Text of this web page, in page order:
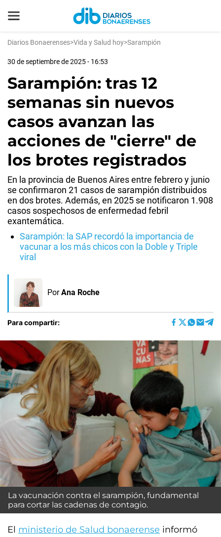
Diarios Bonaerenses>Vida y Salud hoy>Sarampión
30 de septiembre de 2025 - 16:53
Sarampión: tras 12
semanas sin nuevos
casos avanzan las
acciones de "cierre" de
los brotes registrados
En la provincia de Buenos Aires entre febrero y junio
se confirmaron 21 casos de sarampión distribuidos
en dos brotes. Además, en 2025 se notificaron 1.908
casos sospechosos de enfermedad febril
exantemática.
Sarampión: la SAP recordó la importancia de
vacunar a los más chicos con la Doble y Triple
viral
Por Ana Roche
Para compartir:
La vacunación contra el sarampión, fundamental
para cortar las cadenas de contagio.
El ministerio de Salud bonaerense informó